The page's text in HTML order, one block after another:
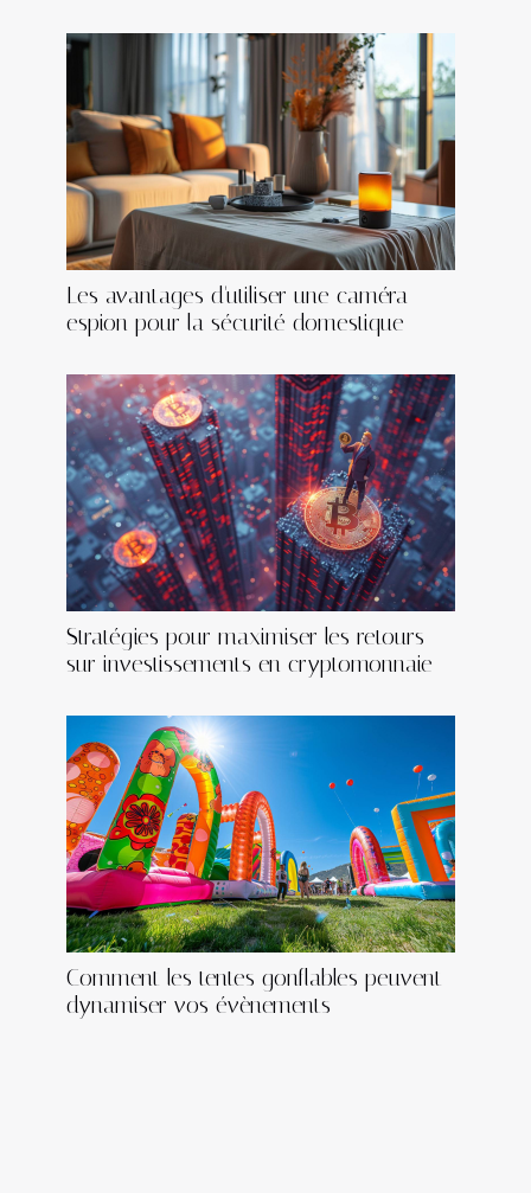
Les avantages d'utiliser une caméra
espion pour la sécurité domestique
Stratégies pour maximiser les retours
sur investissements en cryptomonnaie
Comment les tentes gonflables peuvent
dynamiser vos évènements